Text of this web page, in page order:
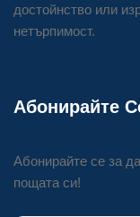
достойнство или
нетърпимост.
Абонирайте
Абонирайте се за
пощата си!